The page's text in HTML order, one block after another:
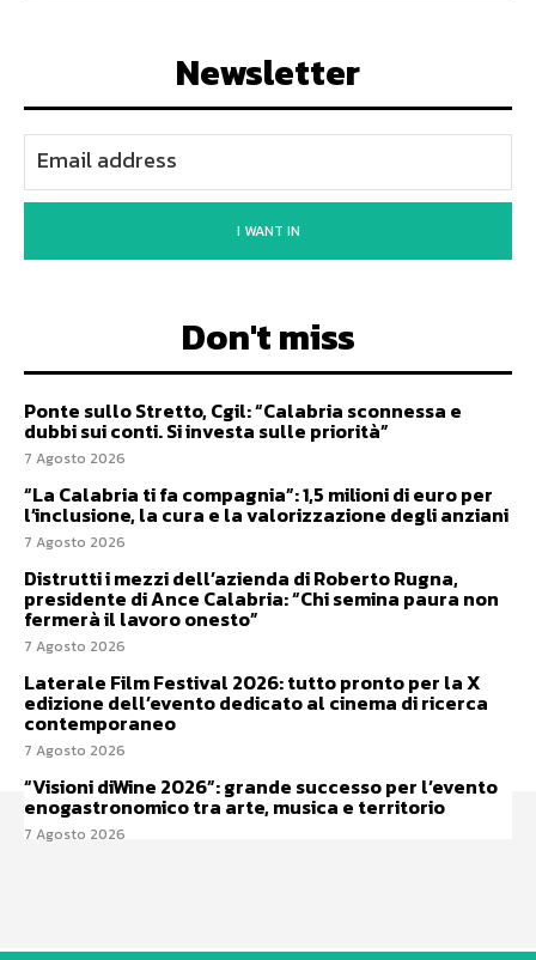
Newsletter
I WANT IN
Don't miss
Ponte sullo Stretto, Cgil: “Calabria sconnessa e
dubbi sui conti. Si investa sulle priorità”
7 Agosto 2026
“La Calabria ti fa compagnia”: 1,5 milioni di euro per
l’inclusione, la cura e la valorizzazione degli anziani
7 Agosto 2026
Distrutti i mezzi dell’azienda di Roberto Rugna,
presidente di Ance Calabria: “Chi semina paura non
fermerà il lavoro onesto”
7 Agosto 2026
Laterale Film Festival 2026: tutto pronto per la X
edizione dell’evento dedicato al cinema di ricerca
contemporaneo
7 Agosto 2026
“Visioni diWine 2026”: grande successo per l’evento
enogastronomico tra arte, musica e territorio
7 Agosto 2026